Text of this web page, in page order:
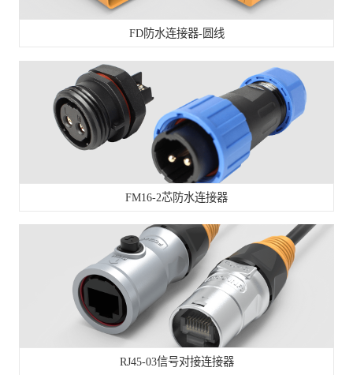
FD防水连接器-圆线
FM16-2芯防水连接器
RJ45-03信号对接连接器